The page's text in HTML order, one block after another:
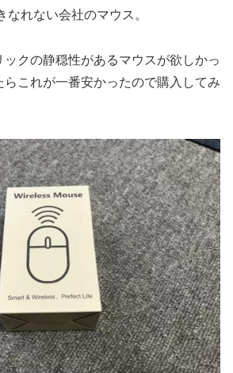
なれない会社のマウス。
クの静穏性があるマウスが欲しかっ
らこれが一番安かったので購入してみ